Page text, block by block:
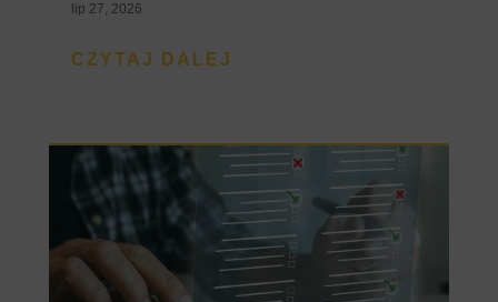
lip 27, 2026
CZYTAJ DALEJ